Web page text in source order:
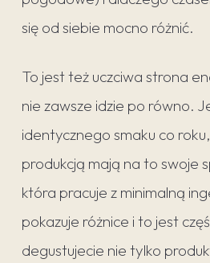
się od siebie mocno różnić.
To jest też uczciwa strona
nie zawsze idzie po równo.
identycznego smaku co
produkcją mają na to swoje
która pracuje z minimalną
pokazuje różnice i to jest
degustujecie nie tylko